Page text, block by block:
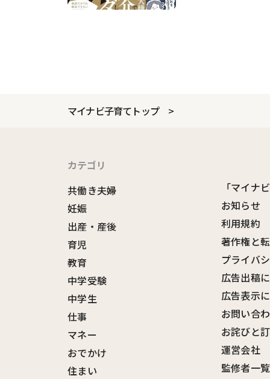
マイナビ子育てトップ
カテゴリ
共働き夫婦
妊娠
出産・産後
育児
教育
中学受験
中学生
仕事
マネー
おでかけ
住まい
「マイナ
お知らせ
利用規約
著作権と
プライバ
広告出稿
広告表示
お問い合
お詫びと
運営会社
監修者一覧